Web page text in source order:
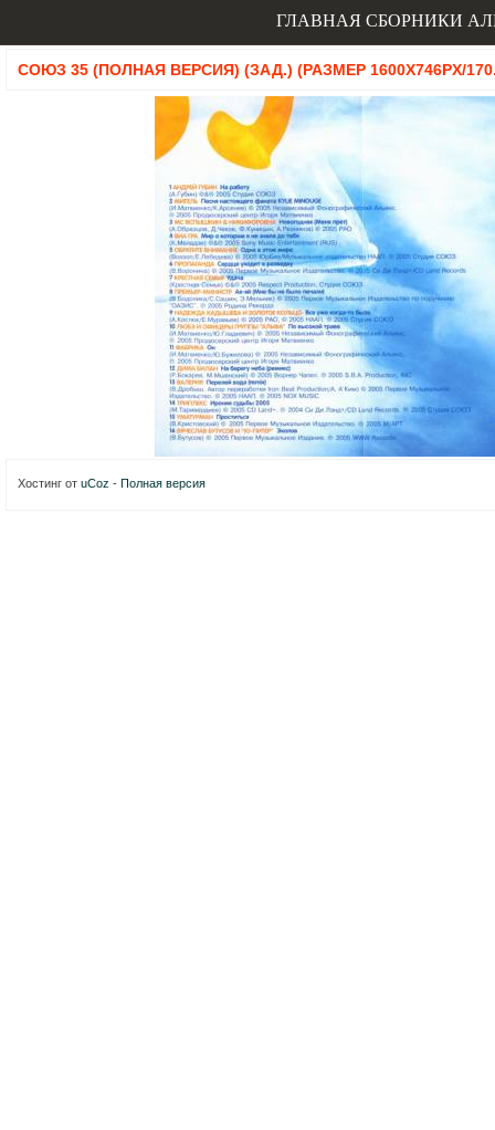
ГЛАВНАЯ СБОРНИКИ
СОЮЗ 35 (ПОЛНАЯ ВЕРСИЯ) (ЗАД.) (РАЗМЕР 1600X746PX/
Хостинг от uCoz - Полная версия